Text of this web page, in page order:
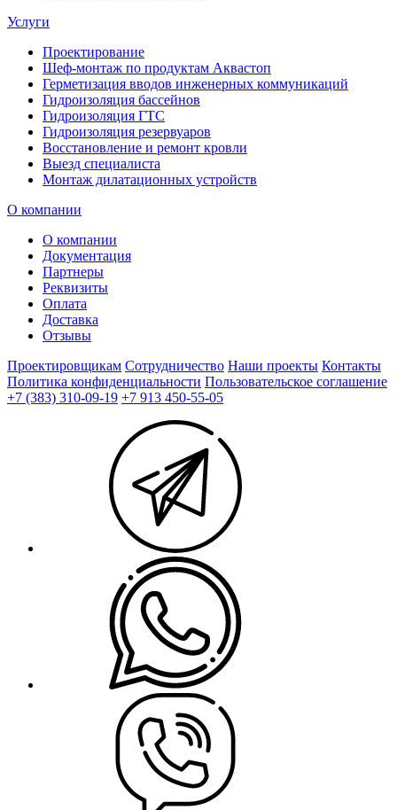
Услуги
Проектирование
Шеф-монтаж по продуктам Аквастоп
Герметизация вводов инженерных коммуникаций
Гидроизоляция бассейнов
Гидроизоляция ГТС
Гидроизоляция резервуаров
Восстановление и ремонт кровли
Выезд специалиста
Монтаж дилатационных устройств
О компании
О компании
Документация
Партнеры
Реквизиты
Оплата
Доставка
Отзывы
Проектировщикам Сотрудничество Наши проекты Контакты
Политика конфиденциальности Пользовательское соглашение
+7 (383) 310-09-19 +7 913 450-55-05